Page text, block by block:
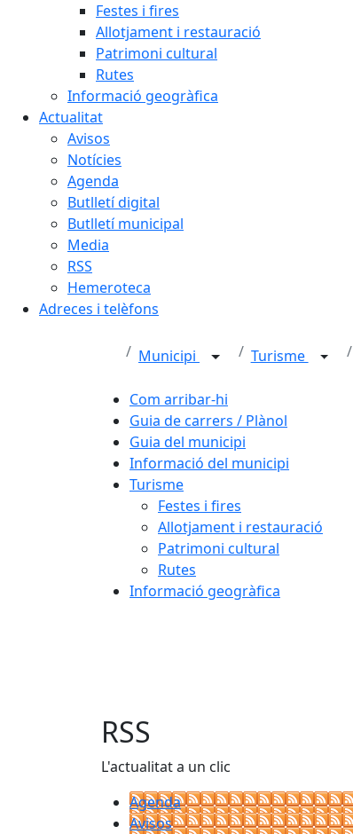
Festes i fires
Allotjament i restauració
Patrimoni cultural
Rutes
Informació geogràfica
Actualitat
Avisos
Notícies
Agenda
Butlletí digital
Butlletí municipal
Media
RSS
Hemeroteca
Adreces i telèfons
Municipi Turisme
Com arribar-hi
Guia de carrers / Plànol
Guia del municipi
Informació del municipi
Turisme
Festes i fires
Allotjament i restauració
Patrimoni cultural
Rutes
Informació geogràfica
RSS
L'actualitat a un clic
Agenda
Avisos